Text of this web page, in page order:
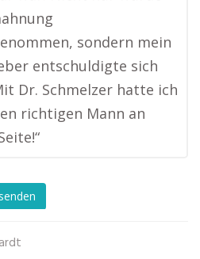
sondern mein
entschuldigte sich
Dr. Schmelzer hatte ich
richtigen Mann an